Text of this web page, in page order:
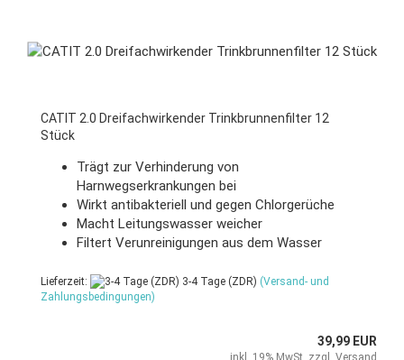
CATIT 2.0 Dreifachwirkender Trinkbrunnenfilter 12
Stück
Trägt zur Verhinderung von
Harnwegserkrankungen bei
Wirkt antibakteriell und gegen Chlorgerüche
Macht Leitungswasser weicher
Filtert Verunreinigungen aus dem Wasser
Lieferzeit: 3-4 Tage (ZDR) (Versand- und
Zahlungsbedingungen)
39,99 EUR